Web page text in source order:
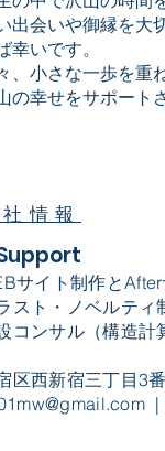
出会いや御縁を大
幸いです。
、小さな一歩を重
の幸せをサポート
情報
サイト制作と
スト・ノベルティ
コンサル（構造計
区西新宿三丁目3
|